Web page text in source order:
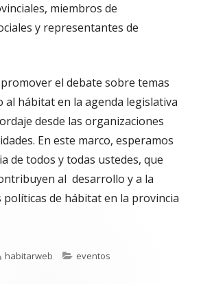
miembros de
y representantes de
el debate sobre temas
al hábitat en la agenda legislativa
desde las organizaciones
En este marco, esperamos
de todos y todas ustedes, que
al desarrollo y a la
de hábitat en la provincia
Autor
habitarweb Categorías
eventos